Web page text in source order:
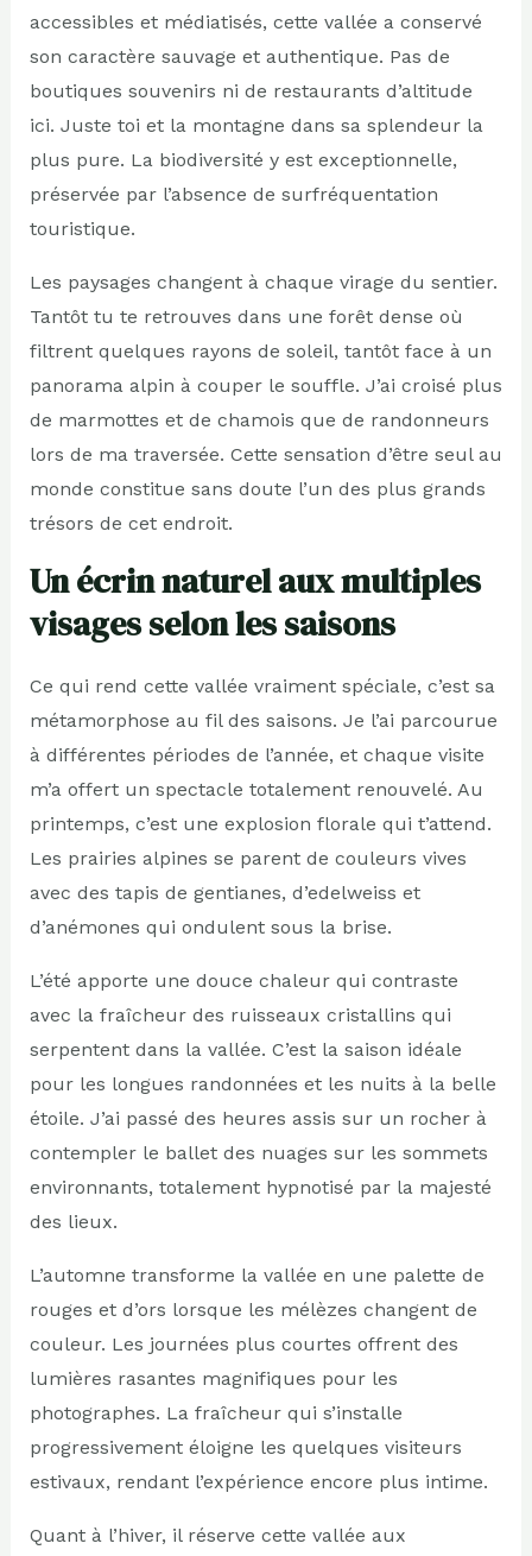
accessibles et médiatisés, cette vallée a conservé
son caractère sauvage et authentique. Pas de
boutiques souvenirs ni de restaurants d’altitude
ici. Juste toi et la montagne dans sa splendeur la
plus pure. La biodiversité y est exceptionnelle,
préservée par l’absence de surfréquentation
touristique.
Les paysages changent à chaque virage du sentier.
Tantôt tu te retrouves dans une forêt dense où
filtrent quelques rayons de soleil, tantôt face à un
panorama alpin à couper le souffle. J’ai croisé plus
de marmottes et de chamois que de randonneurs
lors de ma traversée. Cette sensation d’être seul au
monde constitue sans doute l’un des plus grands
trésors de cet endroit.
Un écrin naturel aux multiples
visages selon les saisons
Ce qui rend cette vallée vraiment spéciale, c’est sa
métamorphose au fil des saisons. Je l’ai parcourue
à différentes périodes de l’année, et chaque visite
m’a offert un spectacle totalement renouvelé. Au
printemps, c’est une explosion florale qui t’attend.
Les prairies alpines se parent de couleurs vives
avec des tapis de gentianes, d’edelweiss et
d’anémones qui ondulent sous la brise.
L’été apporte une douce chaleur qui contraste
avec la fraîcheur des ruisseaux cristallins qui
serpentent dans la vallée. C’est la saison idéale
pour les longues randonnées et les nuits à la belle
étoile. J’ai passé des heures assis sur un rocher à
contempler le ballet des nuages sur les sommets
environnants, totalement hypnotisé par la majesté
des lieux.
L’automne transforme la vallée en une palette de
rouges et d’ors lorsque les mélèzes changent de
couleur. Les journées plus courtes offrent des
lumières rasantes magnifiques pour les
photographes. La fraîcheur qui s’installe
progressivement éloigne les quelques visiteurs
estivaux, rendant l’expérience encore plus intime.
Quant à l’hiver, il réserve cette vallée aux